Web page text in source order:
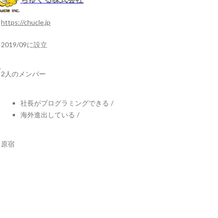
https://chucle.jp
2019/09に設立
2人のメンバー
社長がプログラミングできる /
海外進出している /
原宿